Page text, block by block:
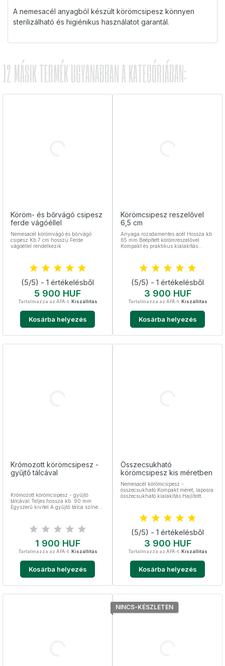
A nemesacél anyagból készült körömcsipesz könnyen
sterilizálható és higiénikus használatot garantál.
12 MÁSIK TERMÉK UGYANABBAN A KATEGÓRIÁBAN:
Köröm- és bőrvágó csipesz
ferde vágóéllel
Nemesacél körömvágó és bőrvágó
csipesz Kb 7 cm hosszú Ferde
vágóéllel rendelkezik
(5/5) - 1 értékelésből
Ár
5 900 HUF
Tartalmazza az ÁFÁ-t. Kiszállítás
Kosárba helyezés
Körömcsipesz reszelővel
6,5 cm
Anyaga rozsdamentes acél Hossza kb
65 mm Beépített körömreszelővel
Kompakt és praktikus kialakítás
utazáshoz és mindennapi
használathoz
(5/5) - 1 értékelésből
Ár
3 900 HUF
Tartalmazza az ÁFÁ-t. Kiszállítás
Kosárba helyezés
Krómozott körömcsipesz -
gyűjtő tálcával
Krómozott körömcsipesz - gyűjtő
tálcával Teljes hossza kb. 90 mm
Egyszerű kivitel A gyűjtő tálca színe
Ár
1 900 HUF
Tartalmazza az ÁFÁ-t. Kiszállítás
Kosárba helyezés
Összecsukható
körömcsipesz kis méretben
Nemesacél körömcsipesz -
összecsukható Kompakt méret, laposra
összecsukható kialakítás Hajlított
kulcstartóval pedig kb. 5,4 cm
(5/5) - 1 értékelésből
Ár
3 900 HUF
Tartalmazza az ÁFÁ-t. Kiszállítás
Kosárba helyezés
NINCS-KÉSZLETEN